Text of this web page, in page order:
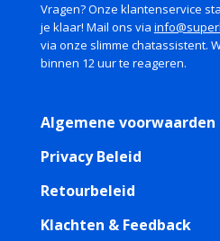
Vragen? Onze klantenservice
je klaar! Mail ons via
via onze slimme chatassistent.
binnen 12 uur te reageren.
Algemene voorwaarden
Privacy Beleid
Retourbeleid
Klachten & Feedback